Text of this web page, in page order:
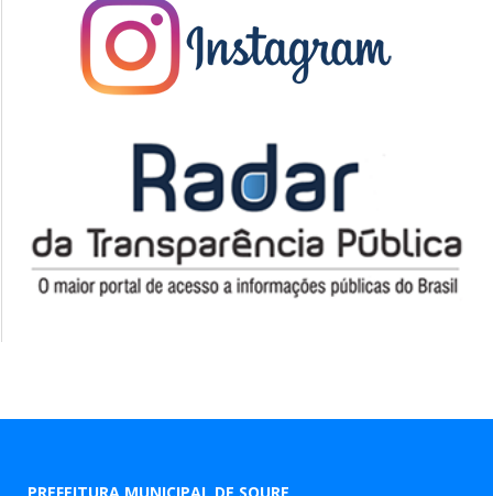
PREFEITURA MUNICIPAL DE SOURE